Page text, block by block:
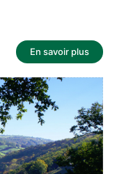
En savoir plus